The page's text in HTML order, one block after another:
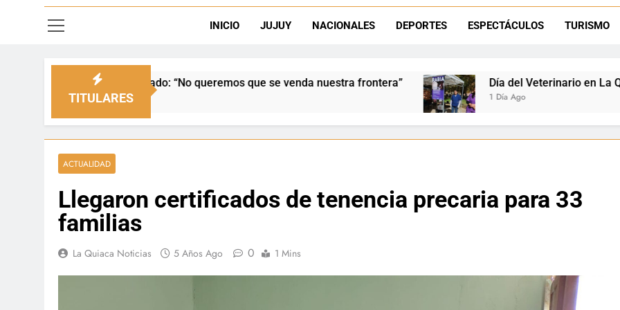
INICIO JUJUY NACIONALES DEPORTES ESPECTÁCULOS TURISMO
TITULARES
“No queremos que se venda nuestra frontera” Día del Veterinario en La Quiaca: Zoonosis llevó
ACTUALIDAD
Llegaron certificados de tenencia precaria para 33
familias
La Quiaca Noticias 5 Años Ago 0 1 Mins